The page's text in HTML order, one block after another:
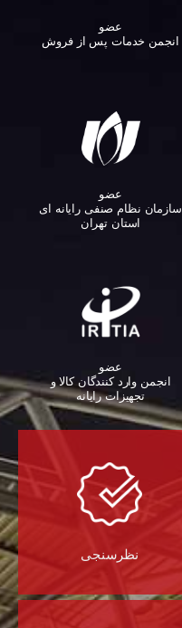
عضو
انجمن خدمات پس از فروش
عضو
سازمان نظام صنفی رایانه ای
استان تهران
عضو
انجمن وارد کنندگان کالا و
تجهیزات رایانه‌
نظرسنجی